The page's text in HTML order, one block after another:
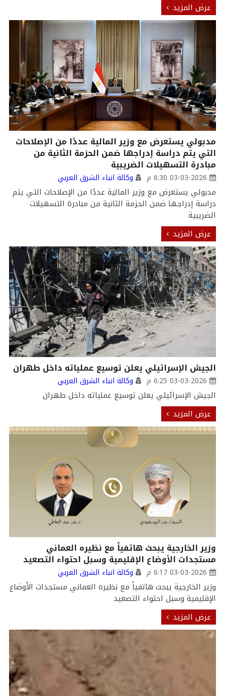
عرض المزيد
مدبولي يستعرض مع وزير المالية عددًا من الإصلاحات
التي يتم دراسة إدراجها ضمن الحزمة الثانية من
مبادرة التسهيلات الضريبية
03-03-2026 6:30 م وكالة انباء الشرق العربي
مدبولي يستعرض مع وزير المالية عددًا من الإصلاحات التي يتم
دراسة إدراجها ضمن الحزمة الثانية من مبادرة التسهيلات
الضريبية
عرض المزيد
الجيش الإسرائيلي يعلن توسيع عملياته داخل طهران
03-03-2026 6:25 م وكالة انباء الشرق العربي
الجيش الإسرائيلي يعلن توسيع عملياته داخل طهران
عرض المزيد
وزير الخارجية يبحث هاتفياً مع نظيره العماني
مستجدات الأوضاع الإقليمية وسبل احتواء التصعيد
03-03-2026 6:17 م وكالة انباء الشرق العربي
وزير الخارجية يبحث هاتفياً مع نظيره العماني مستجدات الأوضاع
الإقليمية وسبل احتواء التصعيد
عرض المزيد